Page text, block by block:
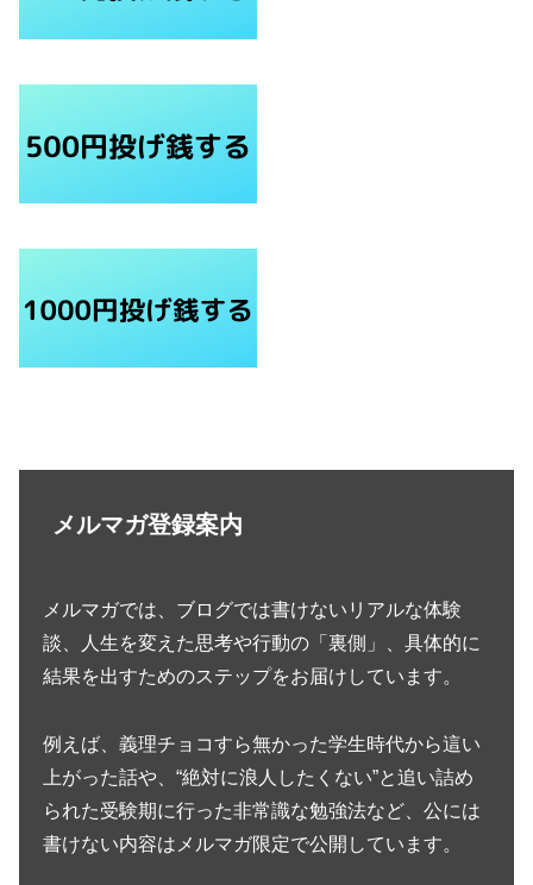
メルマガ登録案内
メルマガでは、ブログでは書けないリアルな体験
談、人生を変えた思考や行動の「裏側」、具体的に
結果を出すためのステップをお届けしています。
例えば、義理チョコすら無かった学生時代から這い
上がった話や、“絶対に浪人したくない”と追い詰め
られた受験期に行った非常識な勉強法など、公には
書けない内容はメルマガ限定で公開しています。